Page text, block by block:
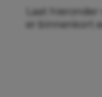
Laat
er binnenkort